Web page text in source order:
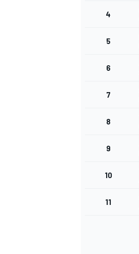
4
5
6
7
8
9
10
11